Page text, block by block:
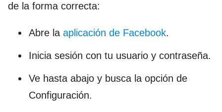
de la forma correcta:
Abre la aplicación de Facebook.
Inicia sesión con tu usuario y contraseña.
Ve hasta abajo y busca la opción de
Configuración.